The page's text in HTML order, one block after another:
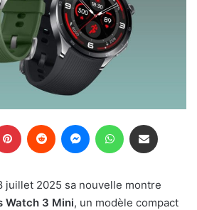
Pinterest Reddit MessengerWhatsApp
juillet 2025 sa nouvelle montre
Watch 3 Mini, un modèle compact